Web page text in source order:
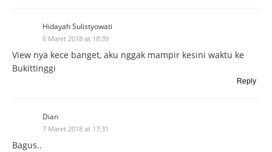
Hidayah Sulistyowati
6 Maret 2018 at 18:39
View nya kece banget, aku nggak mampir kesini waktu ke
Bukittinggi
Reply
Dian
7 Maret 2018 at 17:31
Bagus..